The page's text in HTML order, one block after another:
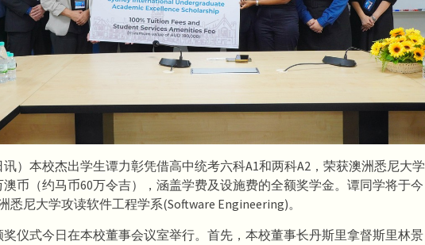
讯）本校杰出学生谭力彰凭借高中统考六科A1和两科A2，荣获澳洲悉尼大学
澳币（约马币60万令吉），涵盖学费及设施费的全额奖学金。谭同学将于今
悉尼大学攻读软件工程学系(Software Engineering)。
仪式今日在本校董事会议室举行。首先，本校董事长丹斯里拿督斯里林景